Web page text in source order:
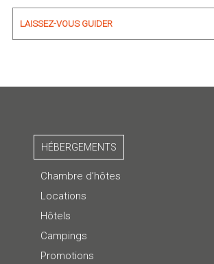
LAISSEZ-VOUS GUIDER
HÉBERGEMENTS
Chambre d’hôtes
Locations
Hôtels
Campings
Promotions